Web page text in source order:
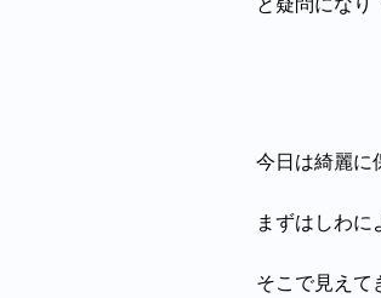
と疑問になり
今日は綺麗に
まずはしわに
そこで見えて